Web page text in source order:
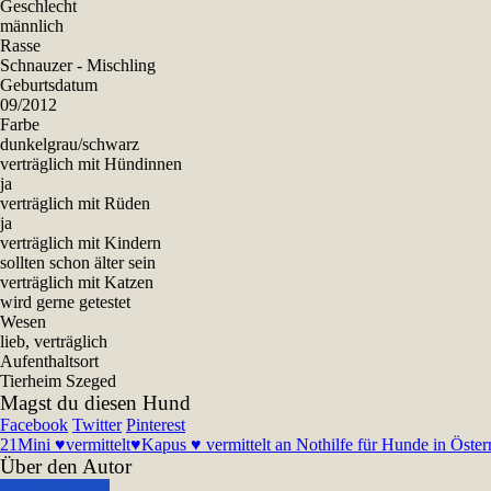
Geschlecht
männlich
Rasse
Schnauzer - Mischling
Geburtsdatum
09/2012
Farbe
dunkelgrau/schwarz
verträglich mit Hündinnen
ja
verträglich mit Rüden
ja
verträglich mit Kindern
sollten schon älter sein
verträglich mit Katzen
wird gerne getestet
Wesen
lieb, verträglich
Aufenthaltsort
Tierheim Szeged
Magst du diesen Hund
Facebook Twitter Pinterest
21Mini ♥vermittelt♥Kapus ♥ vermittelt an Nothilfe für Hunde in
Über den Autor